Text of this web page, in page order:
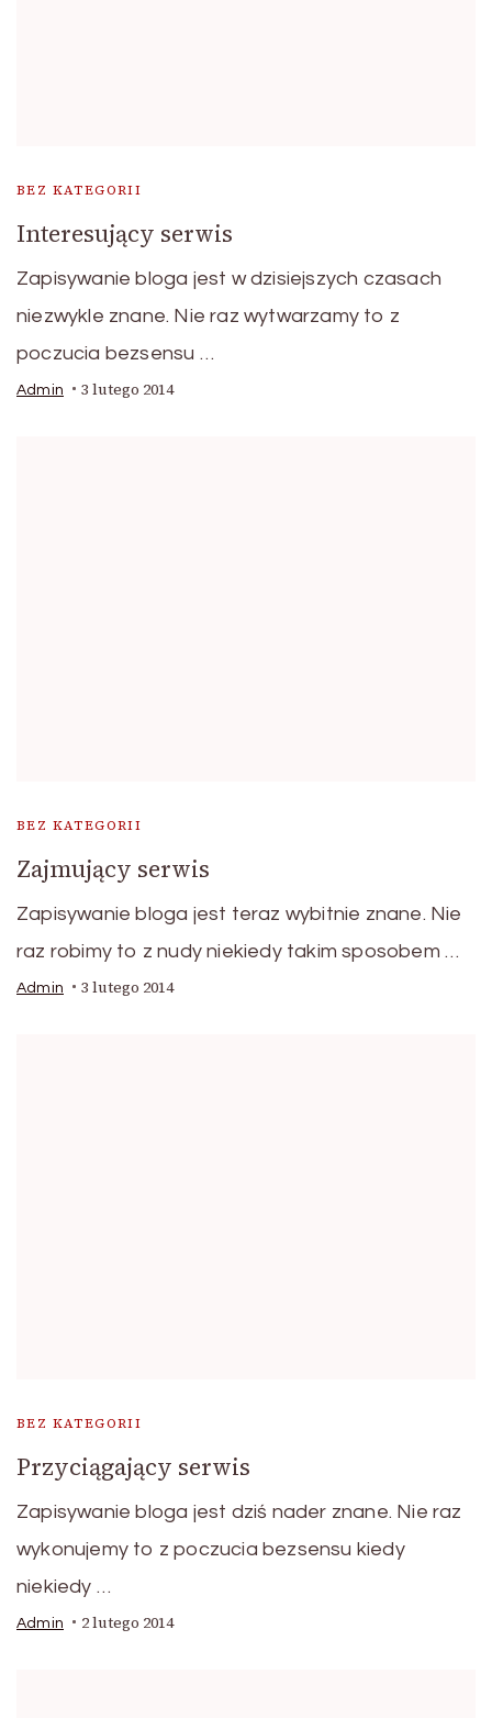
BEZ KATEGORII
Interesujący serwis
Zapisywanie bloga jest w dzisiejszych czasach
niezwykle znane. Nie raz wytwarzamy to z
poczucia bezsensu …
Admin 3 lutego 2014
BEZ KATEGORII
Zajmujący serwis
Zapisywanie bloga jest teraz wybitnie znane. Nie
raz robimy to z nudy niekiedy takim sposobem …
Admin 3 lutego 2014
BEZ KATEGORII
Przyciągający serwis
Zapisywanie bloga jest dziś nader znane. Nie raz
wykonujemy to z poczucia bezsensu kiedy
niekiedy …
Admin 2 lutego 2014